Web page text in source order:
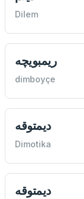
Dilem
ريمبويچه
dimboyçe
ديمتوقه
Dimotika
ديمتوقه